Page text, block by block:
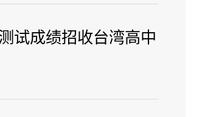
试成绩招收台湾高中